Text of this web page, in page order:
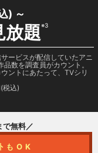
) ～
放題※3
ービスが配信していたアニ
数を調査員がカウント。
ントにあたって、TVシリ
税込)
で無料／
もOK